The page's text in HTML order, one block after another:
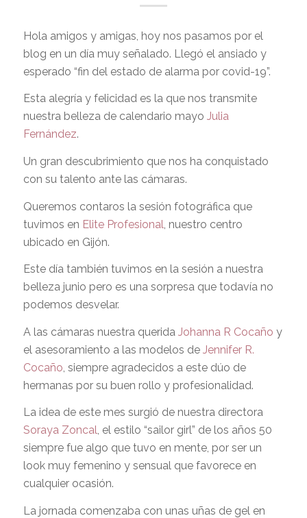
Hola amigos y amigas, hoy nos pasamos por el
blog en un día muy señalado. Llegó el ansiado y
esperado “fin del estado de alarma por covid-19”.
Esta alegría y felicidad es la que nos transmite
nuestra belleza de calendario mayo Julia
Fernández.
Un gran descubrimiento que nos ha conquistado
con su talento ante las cámaras.
Queremos contaros la sesión fotográfica que
tuvimos en Elite Profesional , nuestro centro
ubicado en Gijón.
Este día también tuvimos en la sesión a nuestra
belleza junio pero es una sorpresa que todavía no
podemos desvelar.
A las cámaras nuestra querida Johanna R Cocaño y
el asesoramiento a las modelos de Jennifer R.
Cocaño , siempre agradecidos a este dúo de
hermanas por su buen rollo y profesionalidad.
La idea de este mes surgió de nuestra directora
Soraya Zoncal, el estilo “sailor girl” de los años 50
siempre fue algo que tuvo en mente, por ser un
look muy femenino y sensual que favorece en
cualquier ocasión.
La jornada comenzaba con unas uñas de gel en